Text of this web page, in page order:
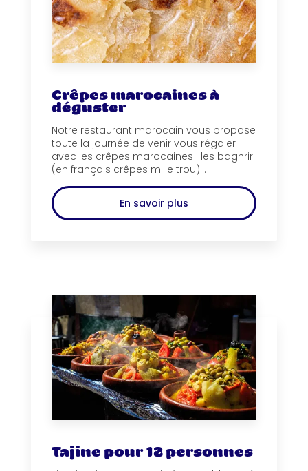
Crêpes marocaines à
déguster
Notre restaurant marocain vous propose
toute la journée de venir vous régaler
avec les crêpes marocaines : les baghrir
(en français crêpes mille trou)...
En savoir plus
Tajine pour 12 personnes